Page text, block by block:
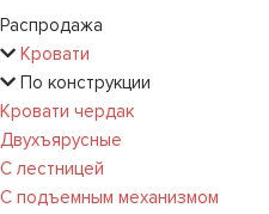
Распродажа
Кровати
По конструкции
Кровати чердак
Двухъярусные
С лестницей
С подъемным механизмом